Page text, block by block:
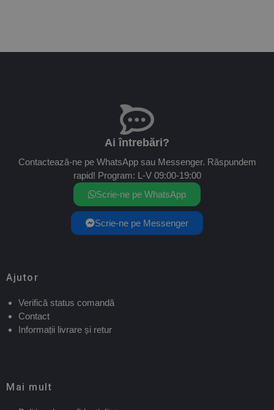
Ai întrebări?
Contactează-ne pe WhatsApp sau Messenger. Răspundem
rapid! Program: L-V 09:00-19:00
Scrie-ne pe WhatsApp
Scrie-ne pe Messenger
Ajutor
Verifică status comandă
Contact
Informații livrare și retur
Mai mult